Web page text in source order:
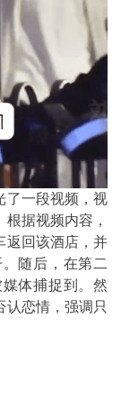
了一段视频，视
据视频内容，
返回该酒店，并
随后，在第二
体捕捉到。然
认恋情，强调只